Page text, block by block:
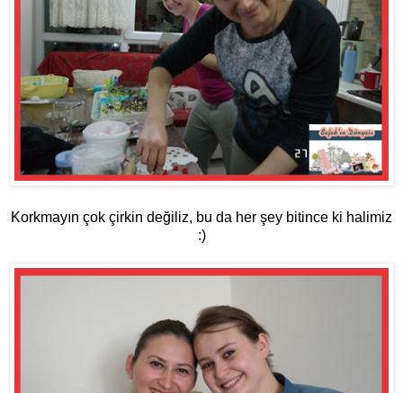
Korkmayın çok çirkin değiliz, bu da her şey bitince ki halimiz
:)